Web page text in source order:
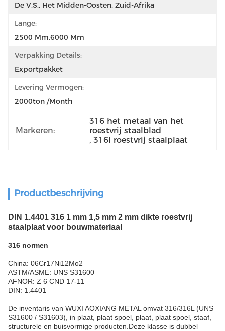
De V.S., Het Midden-Oosten, Zuid-Afrika
Lange:
2500 Mm.6000 Mm
Verpakking Details:
Exportpakket
Levering Vermogen:
2000ton /Month
Markeren:
316 het metaal van het
roestvrij staalblad
, 316l roestvrij staalplaat
Productbeschrijving
DIN 1.4401 316 1 mm 1,5 mm 2 mm dikte roestvrij
staalplaat voor bouwmateriaal
316 normen
China: 06Cr17Ni12Mo2
ASTM/ASME: UNS S31600
AFNOR: Z 6 CND 17-11
DIN: 1.4401
De inventaris van WUXI AOXIANG METAL omvat 316/316L (UNS
S31600 / S31603), in plaat, plaat spoel, plaat, plaat spoel, staaf,
structurele en buisvormige producten.Deze klasse is dubbel